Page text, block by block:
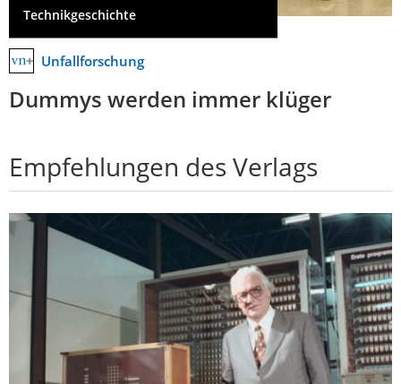
Technikgeschichte
Unfallforschung
Dummys werden immer klüger
Empfehlungen des Verlags